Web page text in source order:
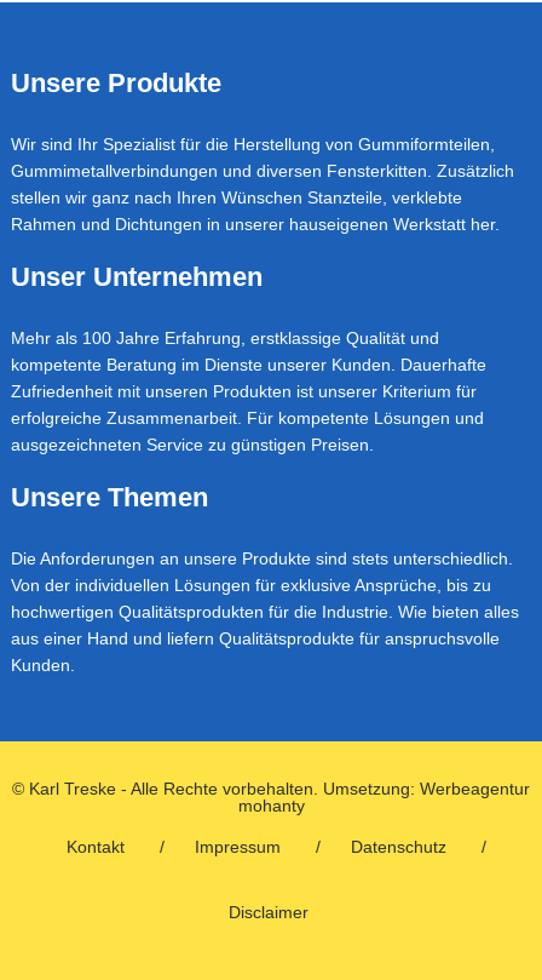
Footer
Unsere Produkte
Wir sind Ihr Spezialist für die Herstellung von Gummiformteilen,
Gummimetallverbindungen und diversen Fensterkitten. Zusätzlich
stellen wir ganz nach Ihren Wünschen Stanzteile, verklebte
Rahmen und Dichtungen in unserer hauseigenen Werkstatt her.
Unser Unternehmen
Mehr als 100 Jahre Erfahrung, erstklassige Qualität und
kompetente Beratung im Dienste unserer Kunden. Dauerhafte
Zufriedenheit mit unseren Produkten ist unserer Kriterium für
erfolgreiche Zusammenarbeit. Für kompetente Lösungen und
ausgezeichneten Service zu günstigen Preisen.
Unsere Themen
Die Anforderungen an unsere Produkte sind stets unterschiedlich.
Von der individuellen Lösungen für exklusive Ansprüche, bis zu
hochwertigen Qualitätsprodukten für die Industrie. Wie bieten alles
aus einer Hand und liefern Qualitätsprodukte für anspruchsvolle
Kunden.
© Karl Treske - Alle Rechte vorbehalten. Umsetzung: Werbeagentur
mohanty
Kontakt Impressum Datenschutz
Disclaimer